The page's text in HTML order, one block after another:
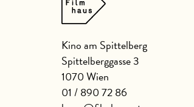
Kino am Spittelberg
Spittelberggasse 3
1070 Wien
01 / 890 72 86